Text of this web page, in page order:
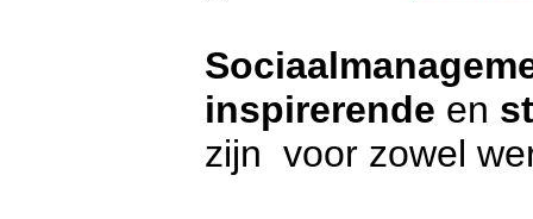
inspirerende en
zijn voor zowel